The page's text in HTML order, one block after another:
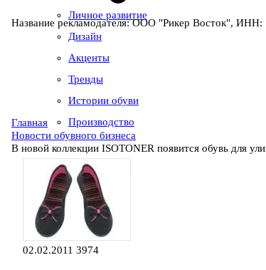
Личное развитие
Дизайн
Акценты
Тренды
Истории обуви
Производство
Название рекламодателя: ООО "Рикер Восток",
Главная
Новости обувного бизнеса
В новой коллекции ISOTONER появится обувь для
02.02.2011 3974